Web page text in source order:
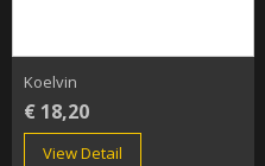
Koelvin
€ 18,20
View Detail